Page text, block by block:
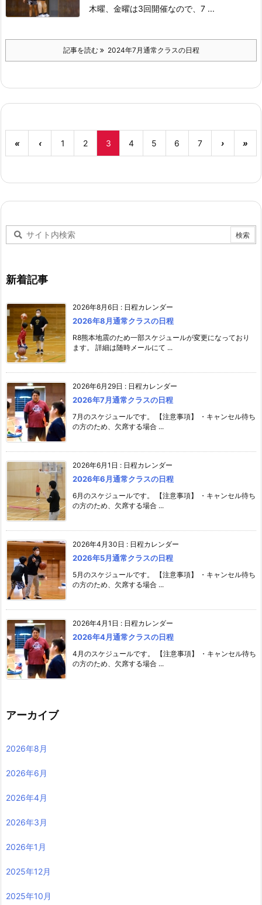
木曜、金曜は3回開催なので、7 ...
記事を読む 2024年7月通常クラスの日程
« ‹ 1 2 3 4 5 6 7 › »
新着記事
2026年8月6日 : 日程カレンダー
2026年8月通常クラスの日程
R8熊本地震のため一部スケジュールが変更になっており
ます。 詳細は随時メールにて ...
2026年6月29日 : 日程カレンダー
2026年7月通常クラスの日程
7月のスケジュールです。 【注意事項】 ・キャンセル待ち
の方のため、欠席する場合 ...
2026年6月1日 : 日程カレンダー
2026年6月通常クラスの日程
6月のスケジュールです。 【注意事項】 ・キャンセル待ち
の方のため、欠席する場合 ...
2026年4月30日 : 日程カレンダー
2026年5月通常クラスの日程
5月のスケジュールです。 【注意事項】 ・キャンセル待ち
の方のため、欠席する場合 ...
2026年4月1日 : 日程カレンダー
2026年4月通常クラスの日程
4月のスケジュールです。 【注意事項】 ・キャンセル待ち
の方のため、欠席する場合 ...
アーカイブ
2026年8月
2026年6月
2026年4月
2026年3月
2026年1月
2025年12月
2025年10月